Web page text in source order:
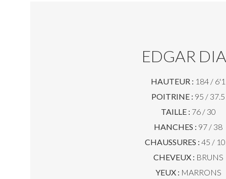
EDGAR
HAUTEUR : 184 / 6'1
POITRINE : 95 / 37.5
TAILLE : 76 / 30
HANCHES : 97 / 38
CHAUSSURES : 45 /
CHEVEUX : BRUNS
YEUX : MARRONS